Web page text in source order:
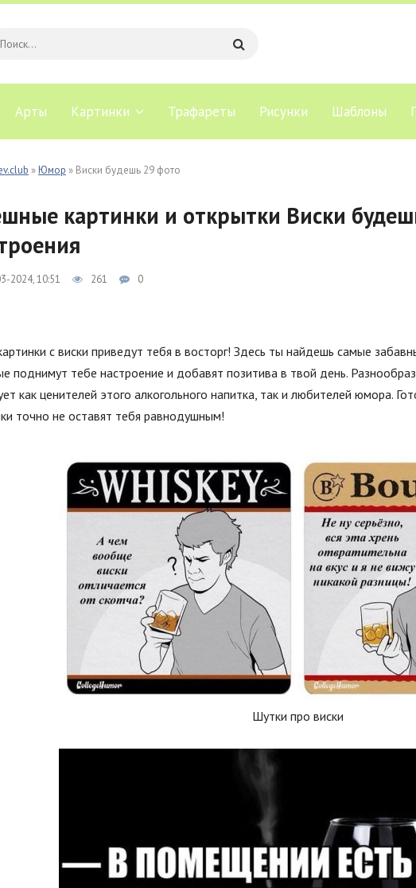
Арты Картинки Трафареты Рисунки Шаблоны
»Юмор » Виски будешь 29 фото
картинки и открытки Виски
2024, 10:51 261 0
с виски приведут тебя в восторг! Здесь ты найдешь самые
поднимут тебе настроение и добавят позитива в твой день.
как ценителей этого алкогольного напитка, так и любителей юмора.
точно не оставят тебя равнодушным!
Шутки про виски